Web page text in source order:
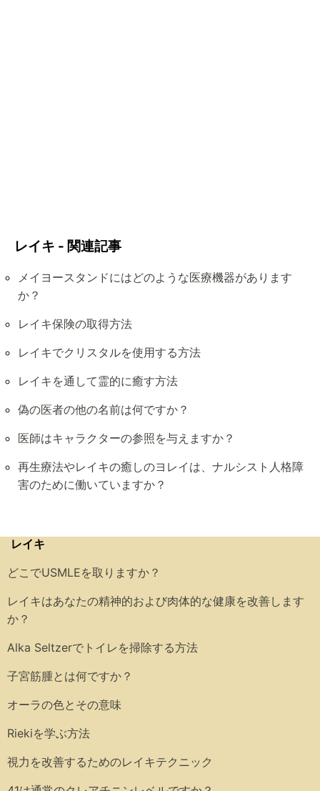
レイキ - 関連記事
メイヨースタンドにはどのような医療機器があります
か？
レイキ保険の取得方法
レイキでクリスタルを使用する方法
レイキを通して霊的に癒す方法
偽の医者の他の名前は何ですか？
医師はキャラクターの参照を与えますか？
再生療法やレイキの癒しのヨレイは、ナルシスト人格障
害のために働いていますか？
レイキ
どこでUSMLEを取りますか？
レイキはあなたの精神的および肉体的な健康を改善します
か？
Alka Seltzerでトイレを掃除する方法
子宮筋腫とは何ですか？
オーラの色とその意味
Riekiを学ぶ方法
視力を改善するためのレイキテクニック